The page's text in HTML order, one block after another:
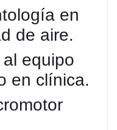
en
de aire.
equipo
en clínica.